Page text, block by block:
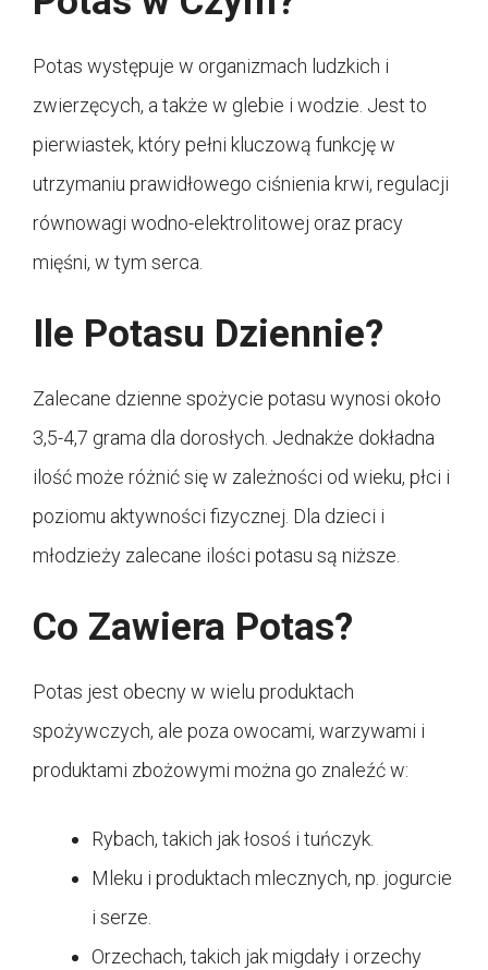
Potas występuje w organizmach ludzkich i
zwierzęcych, a także w glebie i wodzie. Jest to
pierwiastek, który pełni kluczową funkcję w
utrzymaniu prawidłowego ciśnienia krwi, regulacji
równowagi wodno-elektrolitowej oraz pracy
mięśni, w tym serca.
Ile Potasu Dziennie?
Zalecane dzienne spożycie potasu wynosi około
3,5-4,7 grama dla dorosłych. Jednakże dokładna
ilość może różnić się w zależności od wieku, płci i
poziomu aktywności fizycznej. Dla dzieci i
młodzieży zalecane ilości potasu są niższe.
Co Zawiera Potas?
Potas jest obecny w wielu produktach
spożywczych, ale poza owocami, warzywami i
produktami zbożowymi można go znaleźć w:
Rybach, takich jak łosoś i tuńczyk.
Mleku i produktach mlecznych, np. jogurcie
i serze.
Orzechach, takich jak migdały i orzechy